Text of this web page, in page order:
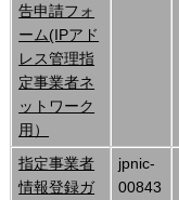
告申請フォ
ーム(IPアド
レス管理指
定事業者ネ
ットワーク
用）
指定事業者
情報登録ガ
jpnic-
00843